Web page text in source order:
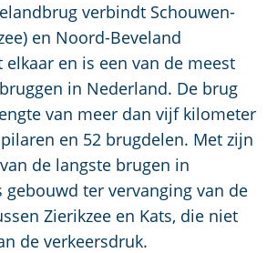
e
h
o
m
e
p
a
g
e
verbindt Schouwen-
en Noord-Beveland
en is een van de meest
in Nederland. De brug
van meer dan vijf kilometer
en 52 brugdelen. Met zijn
de langste brugen in
gebouwd ter vervanging van de
Zierikzee en Kats, die niet
de verkeersdruk.